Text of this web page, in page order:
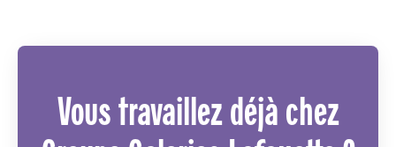
Vous travaillez déjà chez